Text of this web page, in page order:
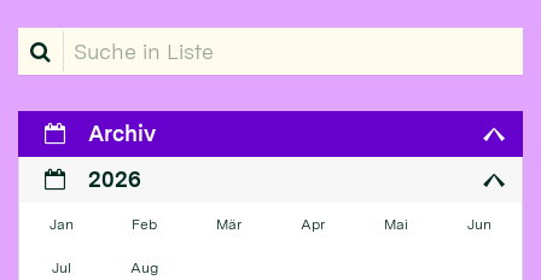
Suche in Liste
Archiv
2026
Jan Feb Mär Apr Mai Jun
Jul Aug